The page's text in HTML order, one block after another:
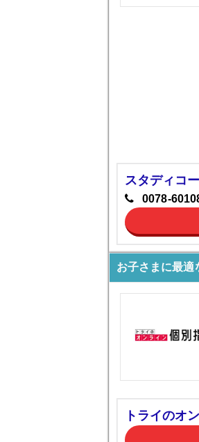
スタディコ
0078-
お子さまに最適
トライのオ